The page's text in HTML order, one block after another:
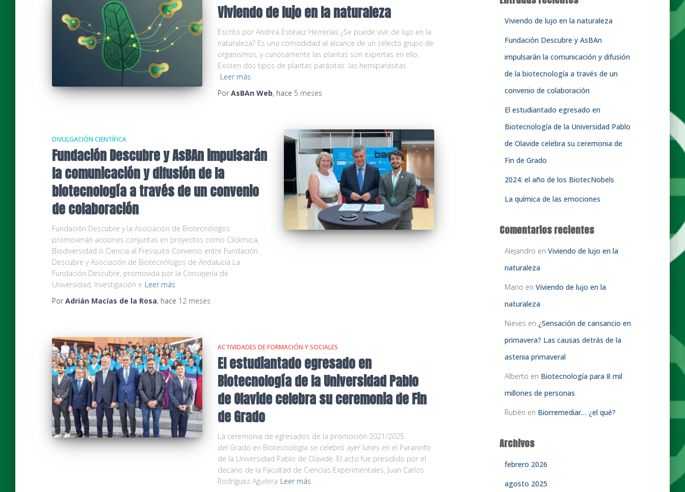
Viviendo de lujo en la naturaleza
Escrito por Andrea Estévez Herrerías ¿Se puede vivir de lujo en la
naturaleza? Es una comodidad al alcance de un selecto grupo de
organismos, y curiosamente las plantas son expertas en ello.
Existen dos tipos de plantas parásitas: las hemiparásitas
Leer más
Por AsBAn Web, hace 5 meses
DIVULGACIÓN CIENTÍFICA
Fundación Descubre y AsBAn impulsarán
la comunicación y difusión de la
biotecnología a través de un convenio
de colaboración
Fundación Descubre y la Asociación de Biotecnólogos
promoverán acciones conjuntas en proyectos como Clíckmica,
Biodiversidad o Ciencia al Fresquito Convenio entre Fundación
Descubre y Asociación de Biotecnólogos de Andalucía La
Fundación Descubre, promovida por la Consejería de
Universidad, Investigación e Leer más
Por Adrián Macías de la Rosa, hace 12 meses
ACTIVIDADES DE FORMACIÓN Y SOCIALES
El estudiantado egresado en
Biotecnología de la Universidad Pablo
de Olavide celebra su ceremonia de Fin
de Grado
La ceremonia de egresados de la promoción 2021/2025
del Grado en Biotecnología se celebró ayer lunes en el Paraninfo
de la Universidad Pablo de Olavide. El acto fue presidido por el
decano de la Facultad de Ciencias Experimentales, Juan Carlos
Rodríguez Aguilera Leer más
r
Viviendo de lujo en la naturaleza
Fundación Descubre y AsBAn
impulsarán la comunicación y difusión
de la biotecnología a través de un
convenio de colaboración
El estudiantado egresado en
Biotecnología de la Universidad Pablo
de Olavide celebra su ceremonia de
Fin de Grado
2024: el año de los BiotecNobels
La química de las emociones
Comentarios recientes
Alejandro en Viviendo de lujo en la
naturaleza
Mario en Viviendo de lujo en la
naturaleza
Nieves en ¿Sensación de cansancio en
primavera? Las causas detrás de la
astenia primaveral
Alberto en Biotecnología para 8 mil
millones de personas
Rubén en Biorremediar… ¿el qué?
Archivos
febrero 2026
agosto 2025